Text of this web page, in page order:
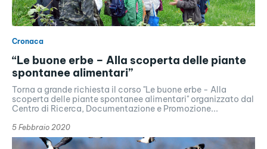
Cronaca
“Le buone erbe – Alla scoperta delle piante
spontanee alimentari”
Torna a grande richiesta il corso "Le buone erbe - Alla
scoperta delle piante spontanee alimentari" organizzato dal
Centro di Ricerca, Documentazione e Promozione...
5 Febbraio 2020